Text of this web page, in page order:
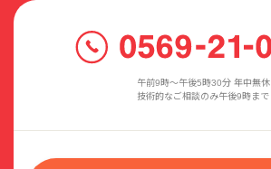
午前9時〜午後5時30分 年中無休
技術的なご相談のみ午後9時まで